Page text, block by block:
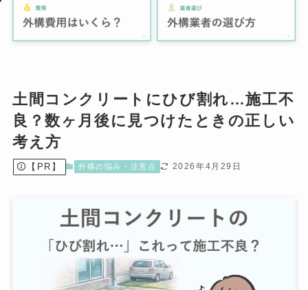
土間コンクリートにひび割れ…施工不
良？数ヶ月後に見つけたときの正しい
考え方
【PR】 外構の悩み・注意点 2026年4月29日